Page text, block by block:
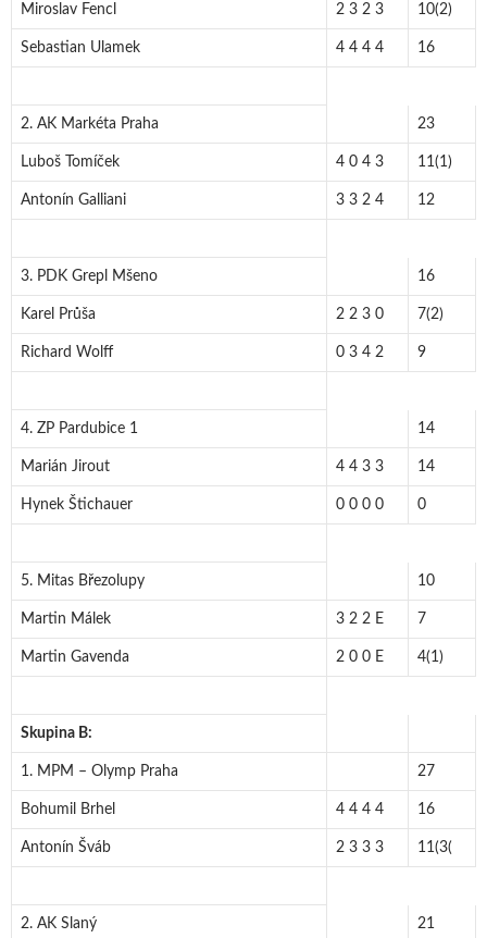
Miroslav Fencl 2 3 2 3 10(2)
Sebastian Ulamek 4 4 4 4 16
2. AK Markéta Praha 23
Luboš Tomíček 4 0 4 3 11(1)
Antonín Galliani 3 3 2 4 12
3. PDK Grepl Mšeno 16
Karel Průša 2 2 3 0 7(2)
Richard Wolff 0 3 4 2 9
4. ZP Pardubice 1 14
Marián Jirout 4 4 3 3 14
Hynek Štichauer 0 0 0 0 0
5. Mitas Březolupy 10
Martin Málek 3 2 2 E 7
Martin Gavenda 2 0 0 E 4(1)
Skupina B:
1. MPM – Olymp Praha 27
Bohumil Brhel 4 4 4 4 16
Antonín Šváb 2 3 3 3 11(3(
2. AK Slaný 21